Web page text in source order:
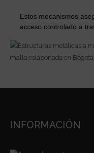
Estos mecanismos
acceso controlado a
INFORMACIÓN